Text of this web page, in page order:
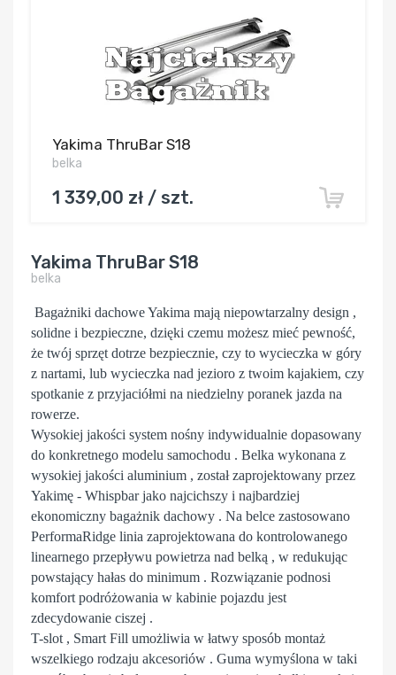
Yakima ThruBar S18
belka
1 339,00 zł / szt.
Yakima ThruBar S18
belka
Bagażniki dachowe Yakima mają niepowtarzalny design ,
solidne i bezpieczne, dzięki czemu możesz mieć pewność,
że twój sprzęt dotrze bezpiecznie, czy to wycieczka w góry
z nartami, lub wycieczka nad jezioro z twoim kajakiem, czy
spotkanie z przyjaciółmi na niedzielny poranek jazda na
rowerze.
Wysokiej jakości system nośny indywidualnie dopasowany
do konkretnego modelu samochodu . Belka wykonana z
wysokiej jakości aluminium , został zaprojektowany przez
Yakimę - Whispbar jako najcichszy i najbardziej
ekonomiczny bagażnik dachowy . Na belce zastosowano
PerformaRidge linia zaprojektowana do kontrolowanego
linearnego przepływu powietrza nad belką , w redukując
powstający hałas do minimum . Rozwiązanie podnosi
komfort podróżowania w kabinie pojazdu jest
zdecydowanie ciszej .
T-slot , Smart Fill umożliwia w łatwy sposób montaż
wszelkiego rodzaju akcesoriów . Guma wymyślona w taki